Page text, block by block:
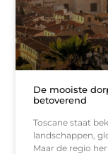
De mooiste
betoverend
Toscane staat
landschappen,
Maar de regio